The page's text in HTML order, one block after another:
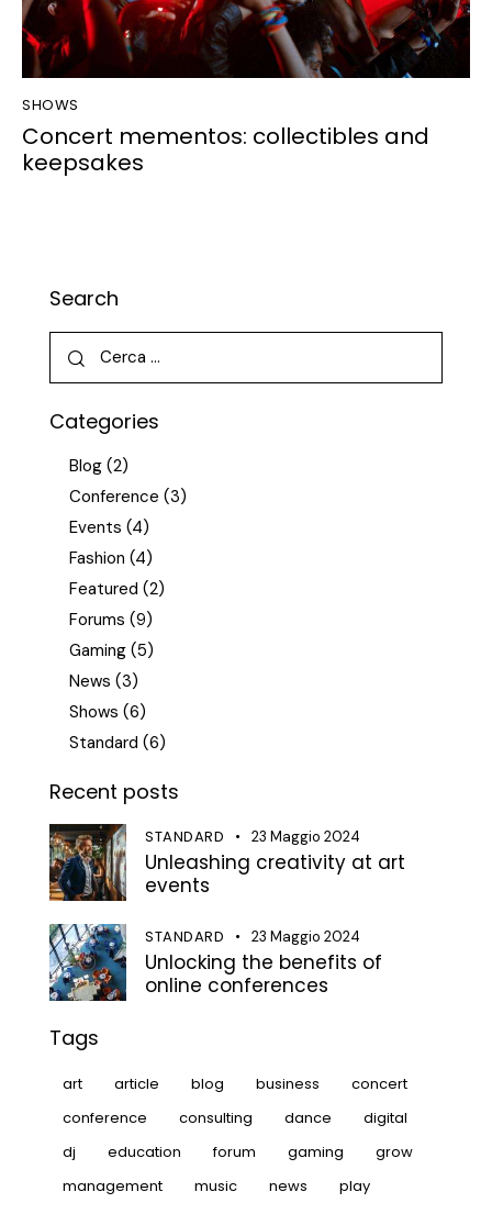
SHOWS
Concert mementos: collectibles and
keepsakes
Search
Categories
Blog (2)
Conference (3)
Events (4)
Fashion (4)
Featured (2)
Forums (9)
Gaming (5)
News (3)
Shows (6)
Standard (6)
Recent posts
STANDARD 23 Maggio 2024
Unleashing creativity at art
events
STANDARD 23 Maggio 2024
Unlocking the benefits of
online conferences
Tags
art article blog business
concert
conference
consulting dance
digital
dj
education forum gaming
grow
management
music news
play